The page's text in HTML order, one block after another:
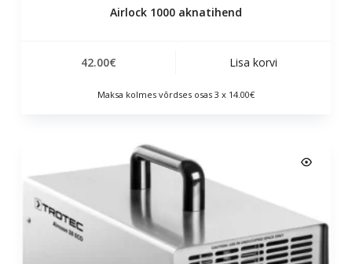
Airlock 1000 aknatihend
42.00€ Lisa korvi
Maksa kolmes võrdses osas 3 x 14.00€